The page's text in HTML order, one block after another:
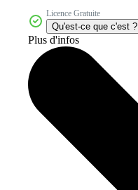
Licence Gratuite
Qu'est-ce que c'est ?
Plus d'infos